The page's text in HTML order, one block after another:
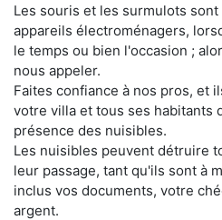
Les souris et les surmulots
appareils électroménagers,
le temps ou bien l'occasion ;
nous appeler.
Faites confiance à nos pros, et
votre villa et tous ses habitants
présence des nuisibles.
Les nuisibles peuvent détruire
leur passage, tant qu'ils sont à
inclus vos documents, votre
argent.